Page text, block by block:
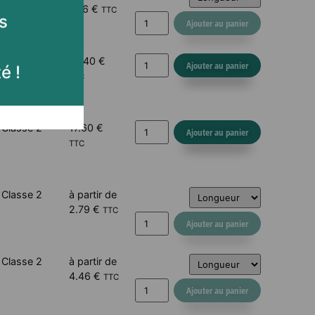
7.96 € TTC
Ajouter au panier
14.40 €
TTC
Ajouter au panier
Classe 2 17.60 €
TTC
Ajouter au panier
Classe 2
à partir de
2.79 € TTC
Ajouter au panier
Classe 2
à partir de
4.46 € TTC
Ajouter au panier
!